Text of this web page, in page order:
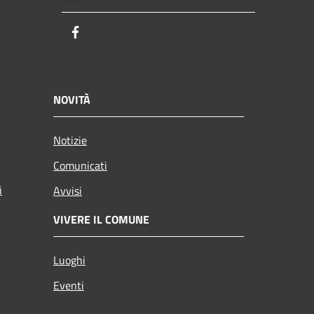
NOVITÀ
Notizie
Comunicati
Avvisi
VIVERE IL COMUNE
Luoghi
Eventi